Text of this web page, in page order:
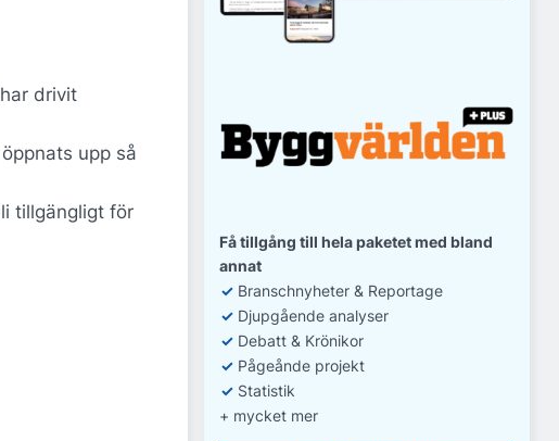
drivit
upp så
tillgängligt för
Få tillgång till hela paketet med bland
annat
✓ Branschnyheter & Reportage
✓ Djupgående analyser
✓ Debatt & Krönikor
✓ Pågeånde projekt
✓ Statistik
+ mycket mer